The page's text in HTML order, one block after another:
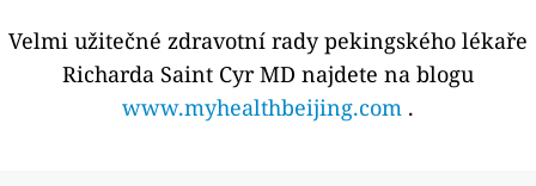
Velmi užitečné zdravotní rady pekingského lékaře
Richarda Saint Cyr MD najdete na blogu
www.myhealthbeijing.com .